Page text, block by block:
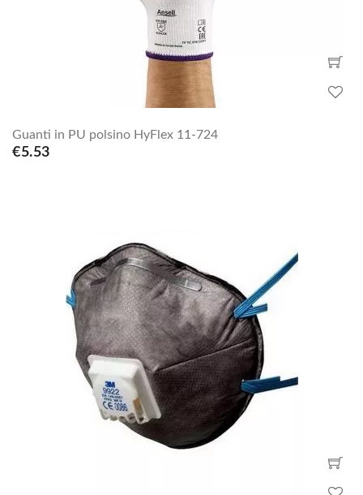
Guanti in PU polsino HyFlex 11-724
€5.53